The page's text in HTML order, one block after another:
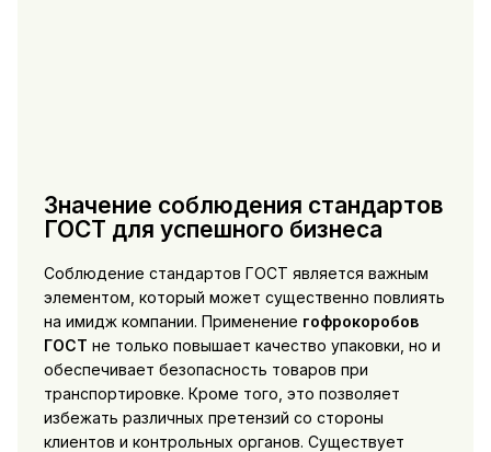
Значение соблюдения стандартов
ГОСТ для успешного бизнеса
Соблюдение стандартов ГОСТ является важным
элементом, который может существенно повлиять
на имидж компании. Применение гофрокоробов
ГОСТ не только повышает качество упаковки, но и
обеспечивает безопасность товаров при
транспортировке. Кроме того, это позволяет
избежать различных претензий со стороны
клиентов и контрольных органов. Существует